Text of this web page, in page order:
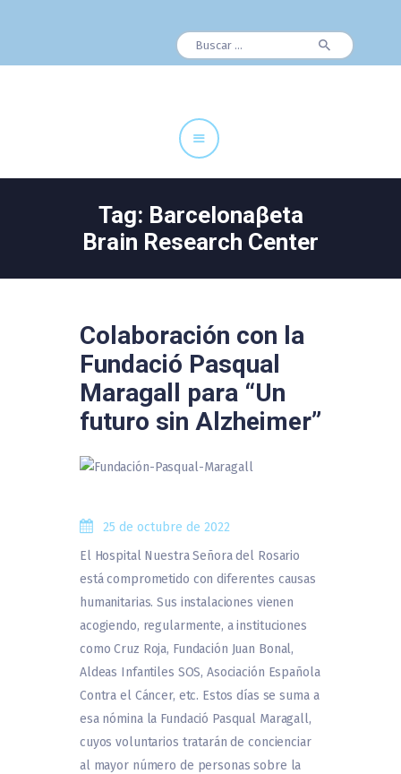
Buscar:
Tag: Barcelonaβeta
Brain Research Center
Especialidades
Servicios Centrales
Colaboración con la
Fundació Pasqual
Maragall para “Un
futuro sin Alzheimer”
25 de octubre de 2022
El Hospital Nuestra Señora del Rosario
está comprometido con diferentes causas
humanitarias. Sus instalaciones vienen
acogiendo, regularmente, a instituciones
como Cruz Roja, Fundación Juan Bonal,
Aldeas Infantiles SOS, Asociación Española
Contra el Cáncer, etc. Estos días se suma a
esa nómina la Fundació Pasqual Maragall,
cuyos voluntarios tratarán de concienciar
al mayor número de personas sobre la